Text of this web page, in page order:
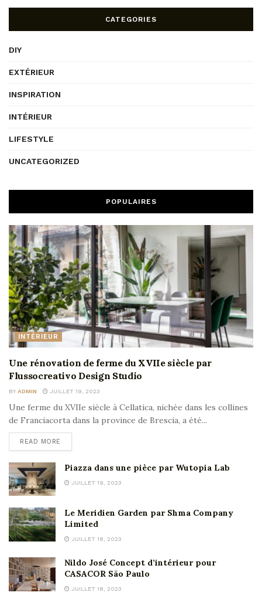
CATEGORIES
DIY
EXTÉRIEUR
INSPIRATION
INTÉRIEUR
LIFESTYLE
UNCATEGORIZED
POPULAIRES
INTÉRIEUR
Une rénovation de ferme du XVIIe siècle par
Flussocreativo Design Studio
BY ADMIN JUILLET 19, 2023
Une ferme du XVIIe siècle à Cellatica, nichée dans les collines
de Franciacorta dans la province de Brescia, a été...
READ MORE
Piazza dans une pièce par Wutopia Lab
JUILLET 19, 2023
Le Meridien Garden par Shma Company
Limited
JUILLET 18, 2023
Nildo José Concept d’intérieur pour
CASACOR São Paulo
JUILLET 18, 2023